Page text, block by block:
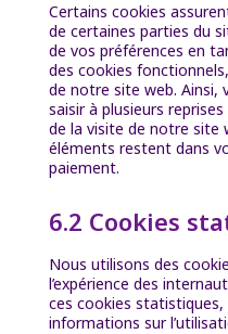
Certains cookies
de certaines parties du
de vos préférences en
des cookies
de notre site web. Ainsi,
saisir à plusieurs
de la visite de notre site
éléments restent dans
paiement.
6.2 Cookies
Nous utilisons des
l’expérience des
ces cookies
informations sur